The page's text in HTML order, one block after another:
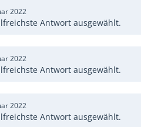
2022
Antwort ausgewählt.
2022
Antwort ausgewählt.
2022
Antwort ausgewählt.